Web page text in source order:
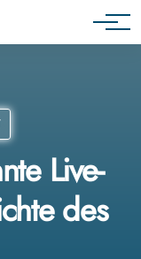
Live-
des